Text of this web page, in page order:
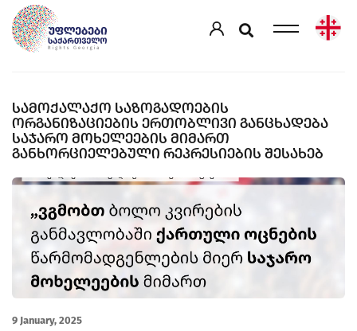
ᲡᲐᲛᲝᲥᲐᲚᲐᲥᲝ ᲡᲐᲖᲝᲒᲐᲓᲝᲔᲑᲘᲡ
ᲝᲠᲒᲐᲜᲘᲖᲐᲪᲘᲔᲑᲘᲡ ᲔᲠᲗᲝᲑᲚᲘᲕᲘ ᲒᲐᲜᲪᲮᲐᲓᲔᲑᲐ
ᲡᲐᲯᲐᲠᲝ ᲛᲝᲮᲔᲚᲔᲔᲑᲘᲡ ᲛᲘᲛᲐᲠᲗ
ᲒᲐᲜᲮᲝᲠᲪᲘᲔᲚᲔᲑᲣᲚᲘ ᲠᲔᲞᲠᲔᲡᲘᲔᲑᲘᲡ ᲨᲔᲡᲐᲮᲔᲑ
9 January, 2025